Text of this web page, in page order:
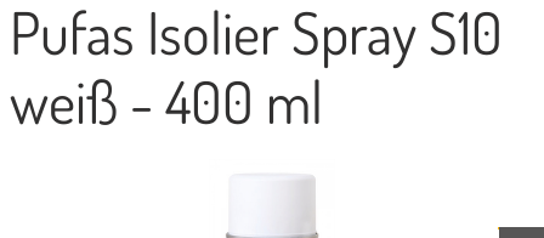
Pufas Isolier Spray S10
weiß - 400 ml